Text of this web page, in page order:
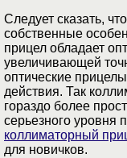
Следует сказать,
собственные
прицел обладает
увеличивающей
оптические
действия. Так
гораздо более
серьезного уровня
коллиматорный
для новичков.